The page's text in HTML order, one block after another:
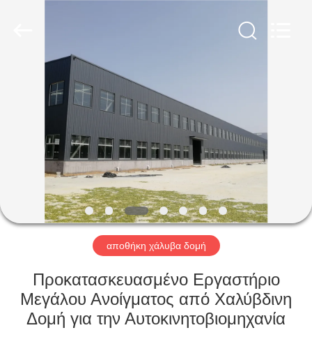
ΠΡΟΪΌΝΤΑ
ΒΊΝΤΕΟ
ΕΜΦΆΝΙΣΗ
VR
ΠΕΡΊΠΟΥ
ΕΜΕΊΣ
αποθήκη χάλυβα δομή
Προκατασκευασμένο Εργαστήριο
Μεγάλου Ανοίγματος από Χαλύβδινη
Δομή για την Αυτοκινητοβιομηχανία